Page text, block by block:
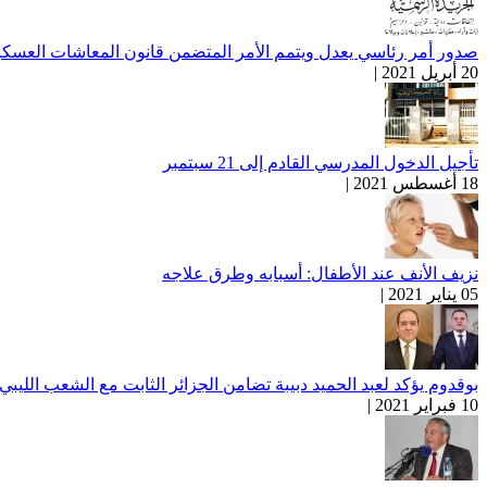
صدور أمر رئاسي يعدل ويتمم الأمر المتضمن قانون المعاشات
20 أبريل 2021 |
تأجيل الدخول المدرسي القادم إلى 21 سبتمبر
18 أغسطس 2021 |
نزيف الأنف عند الأطفال: أسبابه وطرق علاجه
05 يناير 2021 |
بوقدوم يؤكد لعبد الحميد دبيبة تضامن الجزائر الثابت مع الشعب الليبي
10 فبراير 2021 |